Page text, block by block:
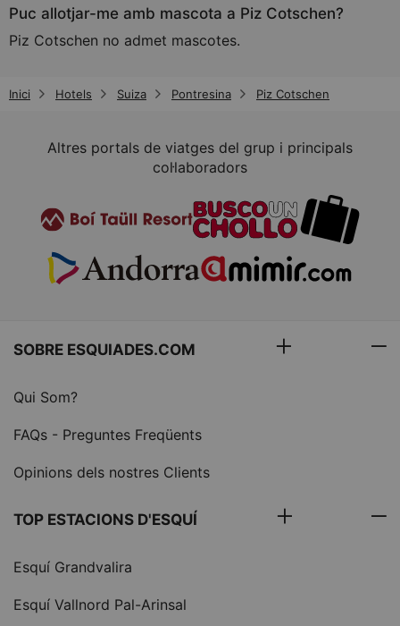
Puc allotjar-me amb mascota a Piz Cotschen?
Piz Cotschen no admet mascotes.
Inici Hotels Suiza Pontresina Piz Cotschen
Altres portals de viatges del grup i principals
col·laboradors
SOBRE ESQUIADES.COM
Qui Som?
FAQs - Preguntes Freqüents
Opinions dels nostres Clients
TOP ESTACIONS D'ESQUÍ
Esquí Grandvalira
Esquí Vallnord Pal-Arinsal